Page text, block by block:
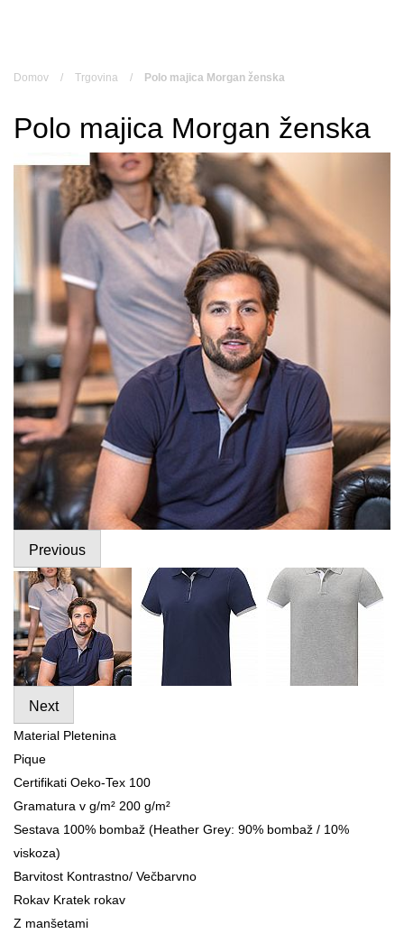
Domov / Trgovina / Polo majica Morgan ženska
Polo majica Morgan ženska
Previous
Next
Material Pletenina
Pique
Certifikati Oeko-Tex 100
Gramatura v g/m² 200 g/m²
Sestava 100% bombaž (Heather Grey: 90% bombaž / 10%
viskoza)
Barvitost Kontrastno/ Večbarvno
Rokav Kratek rokav
Z manšetami